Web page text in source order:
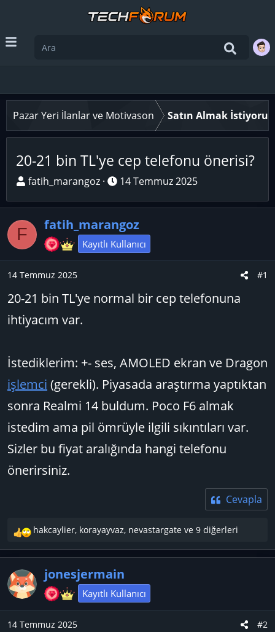
Pazar Yeri İlanlar ve Motivason Satın Almak
20-21 bin TL'ye cep telefonu önerisi?
K
n
u
ş
a
a
fatih_marangoz
B
ş
l
a
n
ç
i
14 Temmuz 2025
F fatih_marangoz
Kayıtlı Kullanıcı
14 Temmuz 2025 #1
20-21 bin TL'ye normal bir cep telefonuna
ihtiyacım var.
İstediklerim: +- ses, AMOLED ekran ve Dragon
işlemci (gerekli). Piyasada araştırma yaptıktan
sonra Realmi 14 buldum. Poco F6 almak
istedim ama pil ömrüyle ilgili sıkıntıları var.
Sizler bu fiyat aralığında hangi telefonu
önerirsiniz.
Cevapla
T
e
p
k
i
l
e
r
hakcaylier, korayayvaz, nevastargate ve 9 diğerleri
jonesjermain
Kayıtlı Kullanıcı
14 Temmuz 2025 #2